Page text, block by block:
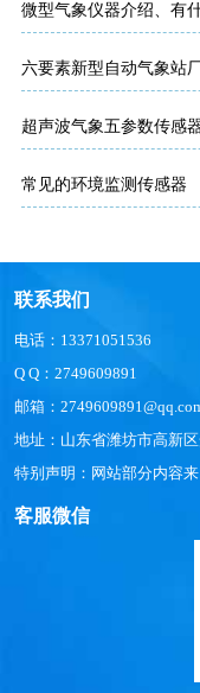
微型气象仪器介绍、有
六要素新型自动气象站
超声波气象五参数传感
常见的环境监测传感器
联系我们
电话：13371051536
Q Q：2749609891
邮箱：
地址：山东省潍坊市高新
特别声明：网站部分内容
客服微信